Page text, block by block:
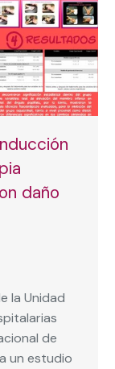
daño
la Unidad
de
un estudio